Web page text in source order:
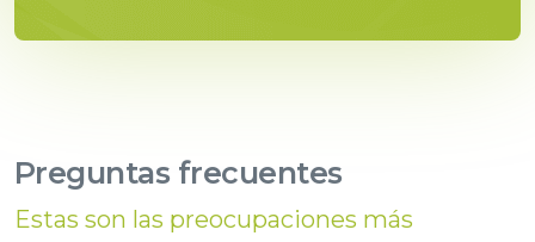
Preguntas frecuentes
Estas son las preocupaciones más